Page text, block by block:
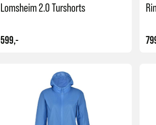
Lomsheim 2.0 Turshorts
599,-